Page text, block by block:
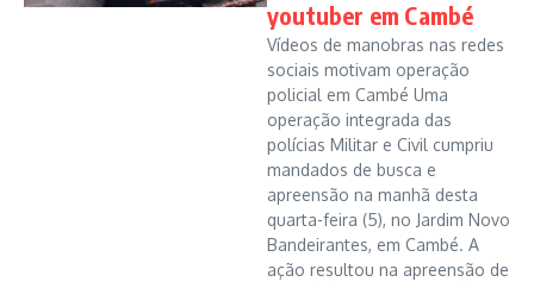
youtuber em Cambé
Vídeos de manobras nas redes
sociais motivam operação
policial em Cambé Uma
operação integrada das
polícias Militar e Civil cumpriu
mandados de busca e
apreensão na manhã desta
quarta-feira (5), no Jardim Novo
Bandeirantes, em Cambé. A
ação resultou na apreensão de